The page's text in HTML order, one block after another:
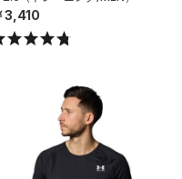
3,410